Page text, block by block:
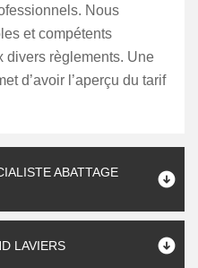
Nous
et compétents
divers règlements. Une
d’avoir l’aperçu du tarif
ABATTAGE
LAVIERS